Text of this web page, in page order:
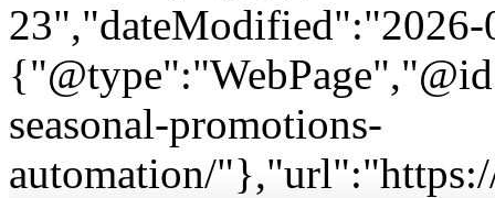
seasonal-promotions-
automation/